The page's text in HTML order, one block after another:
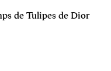
de Tulipes de Dior